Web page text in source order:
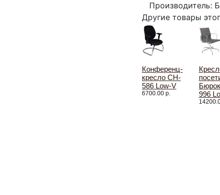
Производитель:
Другие товары
Конференц-
кресло CH-
586 Low-V
6700.00 р.
996